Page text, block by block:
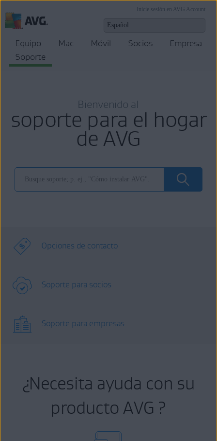
Inicie sesión en AVG Account
Equipo Mac Móvil Socios
Empresa
Soporte
Bienvenido al
soporte para el hogar
de AVG
Opciones de contacto
Soporte para socios
Soporte para empresas
¿Necesita ayuda con su
producto AVG ?